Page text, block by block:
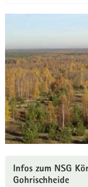
Information
Infos zum NSG
Gohrischheide